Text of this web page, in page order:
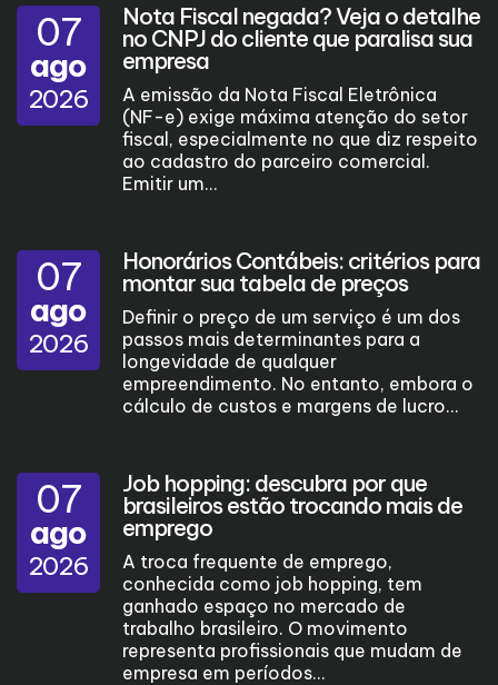
07
ago
2026
Nota Fiscal negada? Veja o detalhe
no CNPJ do cliente que paralisa sua
empresa
A emissão da Nota Fiscal Eletrônica
(NF-e) exige máxima atenção do setor
fiscal, especialmente no que diz respeito
ao cadastro do parceiro comercial.
Emitir um...
07
ago
2026
Honorários Contábeis: critérios para
montar sua tabela de preços
Definir o preço de um serviço é um dos
passos mais determinantes para a
longevidade de qualquer
empreendimento. No entanto, embora o
cálculo de custos e margens de lucro...
07
ago
2026
Job hopping: descubra por que
brasileiros estão trocando mais de
emprego
A troca frequente de emprego,
conhecida como job hopping, tem
ganhado espaço no mercado de
trabalho brasileiro. O movimento
representa profissionais que mudam de
empresa em períodos...